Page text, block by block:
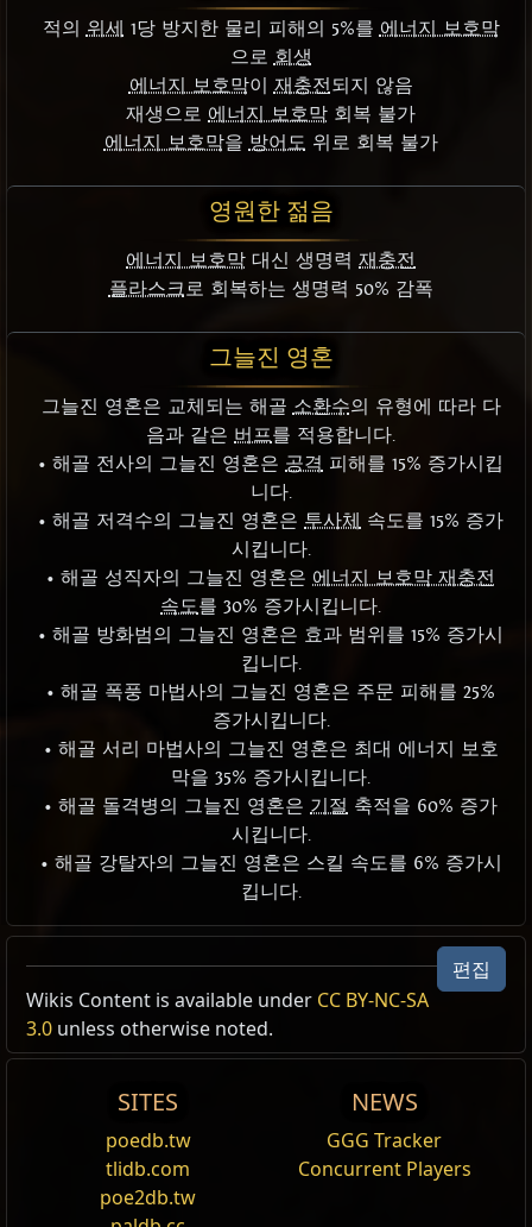
적의 위세 1당 방지한 물리 피해의 5%를 에너지 보호막
으로 회생
에너지 보호막이 재충전되지 않음
재생으로 에너지 보호막 회복 불가
에너지 보호막을 방어도 위로 회복 불가
영원한 젊음
에너지 보호막 대신 생명력 재충전
플라스크로 회복하는 생명력 50% 감폭
그늘진 영혼
그늘진 영혼은 교체되는 해골 소환수의 유형에 따라 다
음과 같은 버프를 적용합니다.
• 해골 전사의 그늘진 영혼은 공격 피해를 15% 증가시킵
니다.
• 해골 저격수의 그늘진 영혼은 투사체
속도를 15% 증가
시킵니다.
• 해골 성직자의 그늘진 영혼은 에너지 보호막 재충전
속도를 30% 증가시킵니다.
• 해골 방화범의 그늘진 영혼은 효과 범위를 15% 증가시
킵니다.
• 해골 폭풍 마법사의 그늘진 영혼은 주문 피해를 25%
증가시킵니다.
• 해골 서리 마법사의 그늘진 영혼은 최대 에너지 보호
막을 35% 증가시킵니다.
• 해골 돌격병의 그늘진 영혼은 기절 축적을 60% 증가
시킵니다.
• 해골 강탈자의 그늘진 영혼은 스킬 속도를 6% 증가시
킵니다.
편집
Wikis Content is available under CC BY-NC-SA
3.0 unless otherwise noted.
SITES
poedb.tw
tlidb.com
poe2db.tw
NEWS
GGG Tracker
Concurrent Players